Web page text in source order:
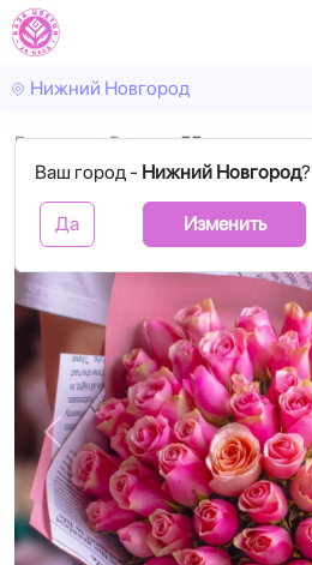
Нижний Новгород
Ваш город - Нижний Новгород?
Да Изменить
Главная Розы 55 розовых роз
Назад